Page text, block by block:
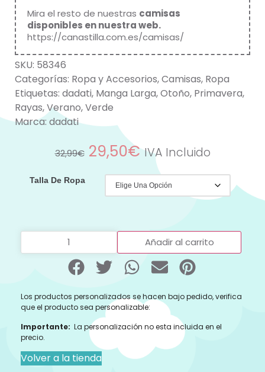
Mira el resto de nuestras camisas
disponibles en nuestra web.
https://canastilla.com.es/camisas/
SKU: 58346
Categorías: Ropa y Accesorios,Camisas, Ropa
Etiquetas: dadati, Manga Larga,Otoño, Primavera,
Rayas,Verano,Verde
Marca: dadati
32,99€ 29,50€ IVA Incluido
Talla De Ropa
Añadir al carrito
Los productos personalizados se hacen bajo pedido, verifica
que el producto sea personalizable:
Importante: La personalización no esta incluida en el
precio.
Volver a la tienda